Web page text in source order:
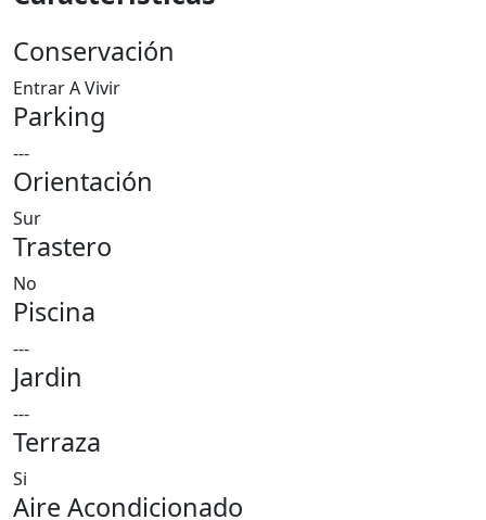
Conservación
Entrar A Vivir
Parking
---
Orientación
Sur
Trastero
No
Piscina
---
Jardin
---
Terraza
Si
Aire Acondicionado